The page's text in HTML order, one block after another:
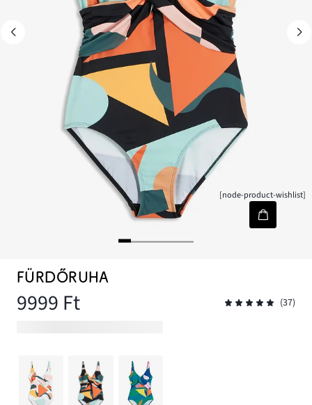
[node-product-wishlist]
FÜRDŐRUHA
9999 Ft (37)